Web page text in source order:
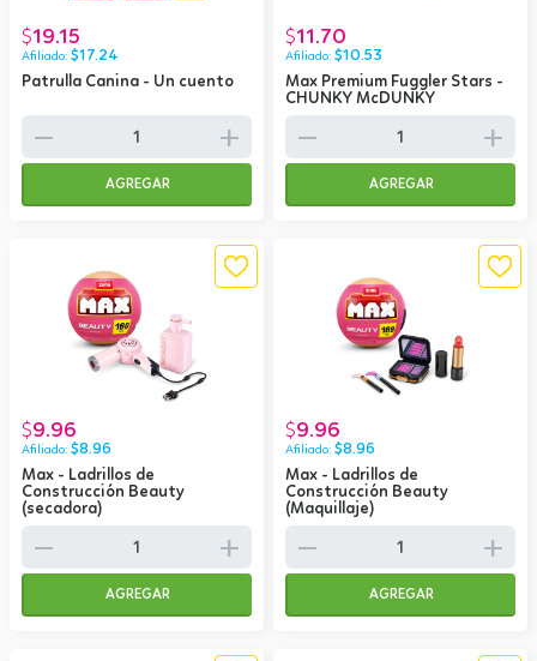
Patrulla Canina - Un cuento
$19.15
$17.24
remove add
AGREGAR
Max Premium Fuggler Stars -
CHUNKY McDUNKY
$11.70
$10.53
remove add
AGREGAR
Max - Ladrillos de
Construcción Beauty
(secadora)
$9.96
$8.96
remove add
AGREGAR
Max - Ladrillos de
Construcción Beauty
(Maquillaje)
$9.96
$8.96
remove add
AGREGAR